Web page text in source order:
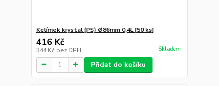
Kelímek krystal (PS) Ø86mm 0,4L [50 ks]
416 Kč
344 Kč bez DPH Skladem
Přidat do košíku